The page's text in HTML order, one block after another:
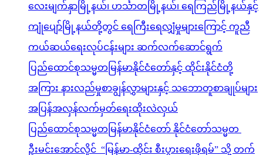
လေးမျက်နှာမြို့နယ်၊ ဟင်္သာတမြို့နယ်၊ ရေကြည်မြို့နယ်နှင့်
ကျုံပျော်မြို့နယ်တို့တွင် ရေကြီးရေလျှံမှုများကြောင့် ကူညီ
ကယ်ဆယ်ရေးလုပ်ငန်းများ ဆက်လက်ဆောင်ရွက်
ပြည်ထောင်စုသမ္မတမြန်မာနိုင်ငံတော်နှင့် ထိုင်းနိုင်ငံတို့
အကြား နားလည်မှုစာချွန်လွှာများနှင့် သဘောတူစာချုပ်များ
အပြန်အလှန်လက်မှတ်ရေးထိုးလဲလှယ်
ပြည်ထောင်စုသမ္မတမြန်မာနိုင်ငံတော် နိုင်ငံတော်သမ္မတ
ဦးမင်းအောင်လှိုင် “မြန်မာ-ထိုင်း စီးပွားရေးဖိုရမ်” သို့ တက်